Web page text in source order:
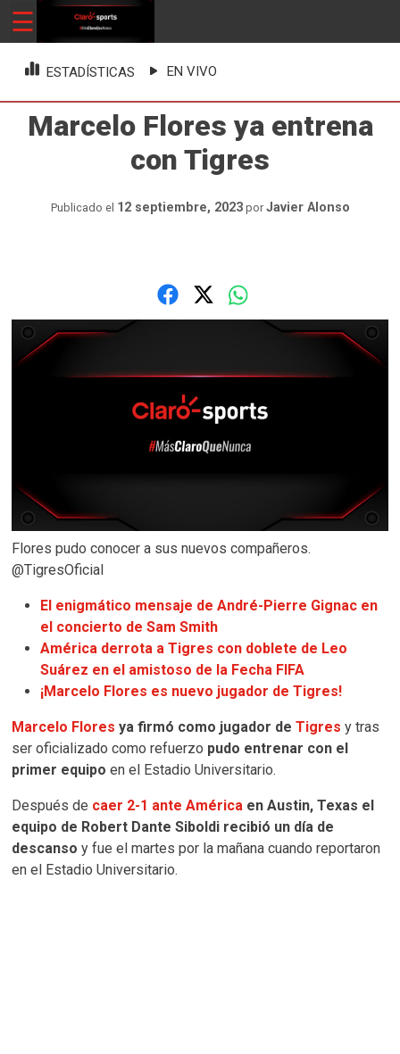
Skip
☰
ClaroSports
Más Claro que nunca
ESTADÍSTICAS EN VIVO
Marcelo Flores ya entrena
con Tigres
Publicado el 12 septiembre, 2023por Javier Alonso
Flores pudo conocer a sus nuevos compañeros.
@TigresOficial
El enigmático mensaje de André-Pierre Gignac en
el concierto de Sam Smith
América derrota a Tigres con doblete de Leo
Suárez en el amistoso de la Fecha FIFA
¡Marcelo Flores es nuevo jugador de Tigres!
Marcelo Flores ya firmó como jugador deTigres y tras
ser oficializado como refuerzo pudo entrenar con el
primer equipo en el Estadio Universitario.
Después de caer 2-1 ante América en Austin, Texas el
equipo de Robert Dante Siboldi recibió un día de
descanso y fue el martes por la mañana cuando reportaron
en el Estadio Universitario.